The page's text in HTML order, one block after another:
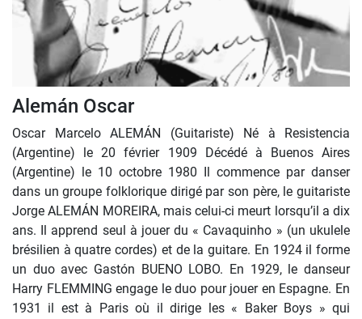
Alemán Oscar
Oscar Marcelo ALEMÁN (Guitariste) Né à Resistencia
(Argentine) le 20 février 1909 Décédé à Buenos Aires
(Argentine) le 10 octobre 1980 Il commence par danser
dans un groupe folklorique dirigé par son père, le guitariste
Jorge ALEMÁN MOREIRA, mais celui-ci meurt lorsqu’il a dix
ans. Il apprend seul à jouer du « Cavaquinho » (un ukulele
brésilien à quatre cordes) et de la guitare. En 1924 il forme
un duo avec Gastón BUENO LOBO. En 1929, le danseur
Harry FLEMMING engage le duo pour jouer en Espagne. En
1931 il est à Paris où il dirige les « Baker Boys » qui